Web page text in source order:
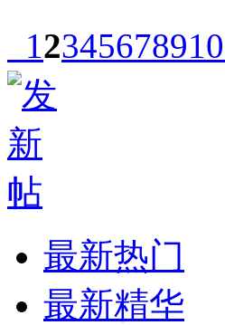
12345678910
最新热门
最新精华